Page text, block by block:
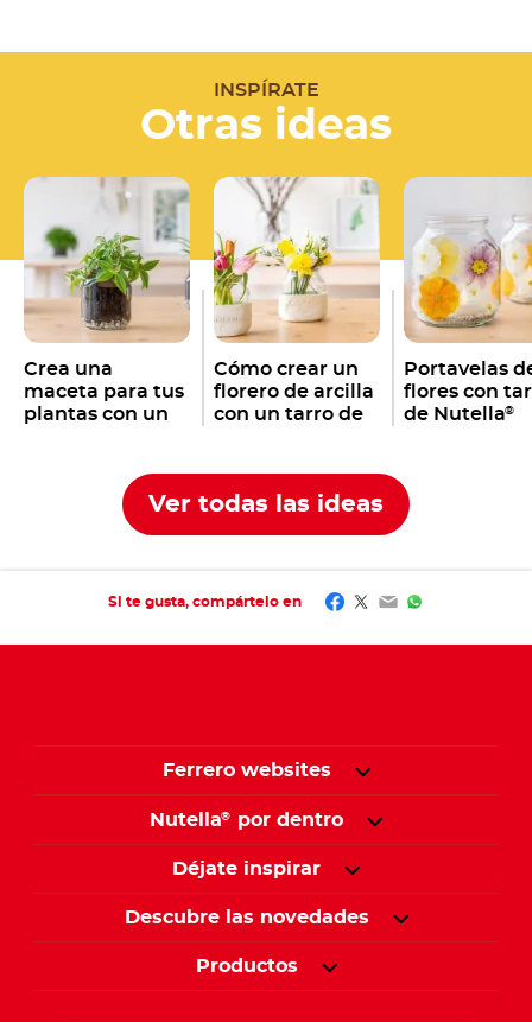
INSPÍRATE
Otras ideas
Crea una
maceta para tus
plantas con un
Cómo crear un
florero de arcilla
con un tarro de
Portavelas
flores con
de Nutella®
Ver todas las ideas
Si te gusta, compártelo en Facebook
Twitter
EmailWhatsApp
Ferrero websites
Nutella® por dentro
Déjate inspirar
Descubre las novedades
Productos